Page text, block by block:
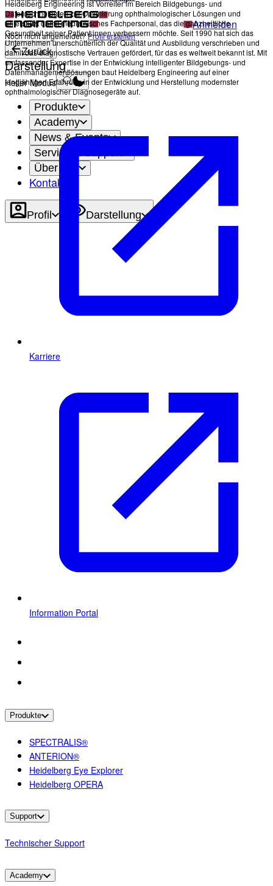
Anmelden
Noch nicht angemeldet?Profil erstellen
Zurück
Darstellung
Heller Modus
Produkte
Academy
News & Events
Service & Support
Über uns
Kontakt
Profil Darstellung
Heidelberg Engineering ist Vorreiter im Bereich Bildgebungs- und
Datentechnologien zur Optimierung ophthalmologischer Lösungen und
unterstützt damit medizinisches Fachpersonal, das die ganzheitliche
Gesundheit seiner Patient:innen verbessern möchte. Seit 1990 hat sich das
Unternehmen unerschütterlich der Qualität und Ausbildung verschrieben und
damit das diagnostische Vertrauen gefördert, für das es weltweit bekannt ist. Mit
umfassender Expertise in der Entwicklung intelligenter Bildgebungs- und
Datenmanagementlösungen baut Heidelberg Engineering auf einer
langjährigen Erfahrung in der Entwicklung und Herstellung modernster
ophthalmologischer Diagnosegeräte auf.
Karriere
Information Portal
Produkte
SPECTRALIS®
ANTERION®
Heidelberg Eye Explorer
Heidelberg OPERA
Support
Technischer Support
Academy